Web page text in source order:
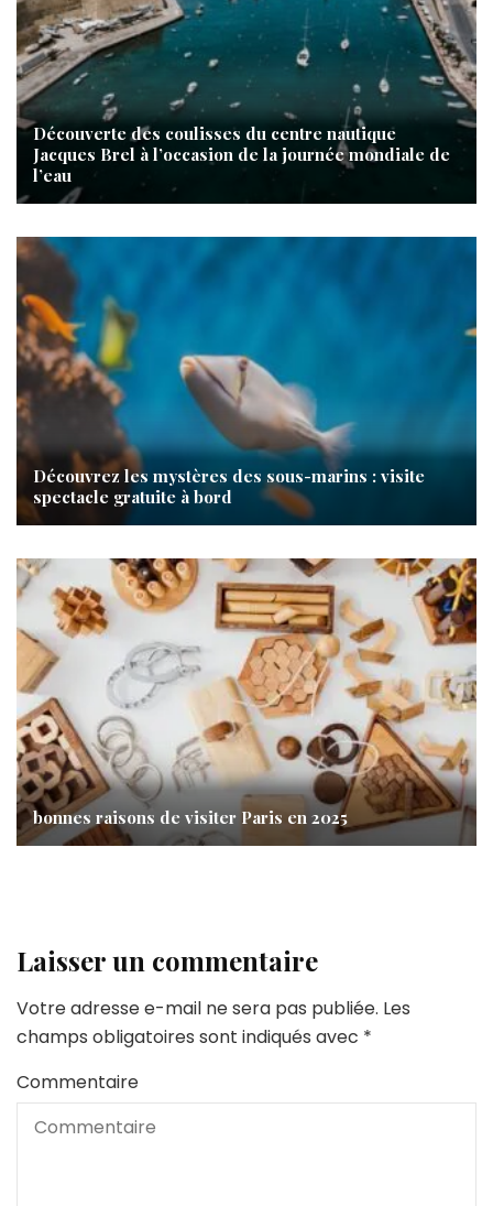
Découverte des coulisses du centre nautique
Jacques Brel à l’occasion de la journée mondiale de
l’eau
Découvrez les mystères des sous-marins : visite
spectacle gratuite à bord
bonnes raisons de visiter Paris en 2025
Laisser un commentaire
Votre adresse e-mail ne sera pas publiée. Les
champs obligatoires sont indiqués avec *
Commentaire